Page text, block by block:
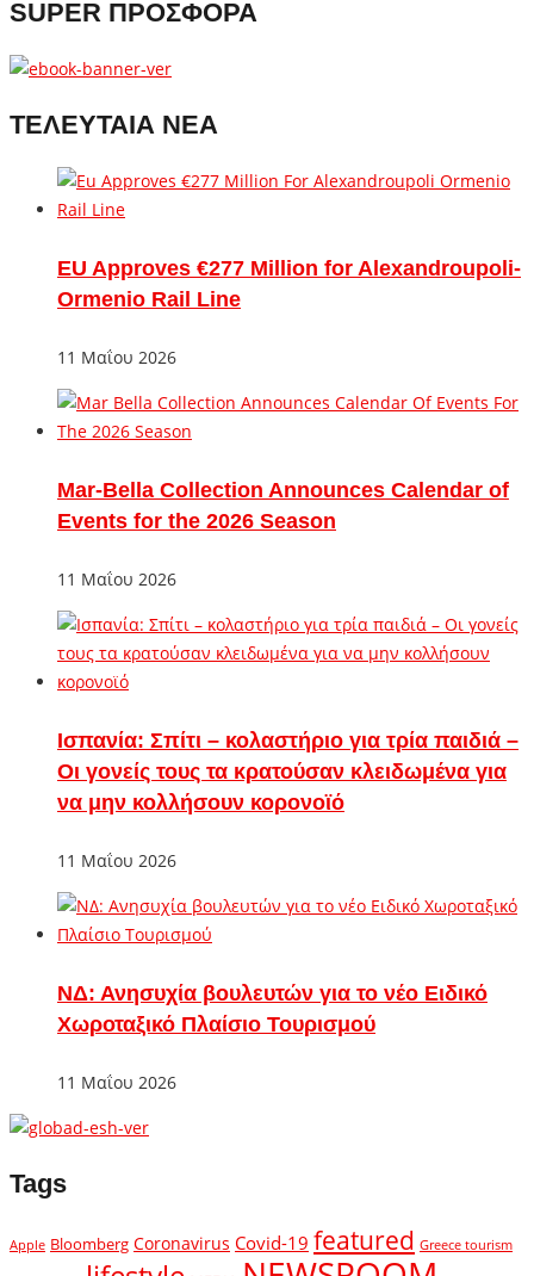
SUPER ΠΡΟΣΦΟΡΑ
ΤΕΛΕΥΤΑΙΑ ΝΕΑ
EU Approves €277 Million for Alexandroupoli-
Ormenio Rail Line
11 Μαΐου 2026
Mar-Bella Collection Announces Calendar of
Events for the 2026 Season
11 Μαΐου 2026
Ισπανία: Σπίτι – κολαστήριο για τρία παιδιά –
Οι γονείς τους τα κρατούσαν κλειδωμένα για
να μην κολλήσουν κορονοϊό
11 Μαΐου 2026
ΝΔ: Ανησυχία βουλευτών για το νέο Ειδικό
Χωροταξικό Πλαίσιο Τουρισμού
11 Μαΐου 2026
Tags
Apple Bloomberg Coronavirus Covid-19 featured Greece tourism